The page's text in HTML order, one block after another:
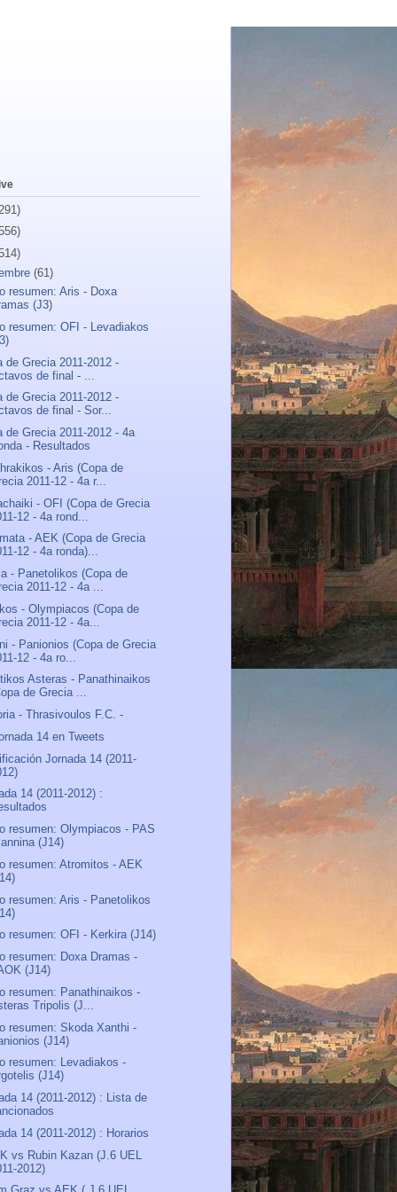
(61)
resumen: Aris - Doxa
(J3)
resumen: OFI - Levadiakos
de Grecia 2011-2012 -
de final - ...
de Grecia 2011-2012 -
de final - Sor...
de Grecia 2011-2012 - 4a
- Resultados
- Aris (Copa de
2011-12 - 4a r...
- OFI (Copa de Grecia
12 - 4a rond...
- AEK (Copa de Grecia
12 - 4a ronda)...
- Panetolikos (Copa de
2011-12 - 4a ...
- Olympiacos (Copa de
2011-12 - 4a...
- Panionios (Copa de Grecia
12 - 4a ro...
Asteras - Panathinaikos
de Grecia ...
- Thrasivoulos F.C. -
14 en Tweets
Jornada 14 (2011-
14 (2011-2012) :
resumen: Olympiacos - PAS
(J14)
resumen: Atromitos - AEK
resumen: Aris - Panetolikos
resumen: OFI - Kerkira (J14)
resumen: Doxa Dramas -
(J14)
resumen: Panathinaikos -
Tripolis (J...
resumen: Skoda Xanthi -
(J14)
resumen: Levadiakos -
(J14)
14 (2011-2012) : Lista de
14 (2011-2012) : Horarios
vs Rubin Kazan (J.6 UEL
2012)